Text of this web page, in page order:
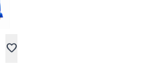
favorite